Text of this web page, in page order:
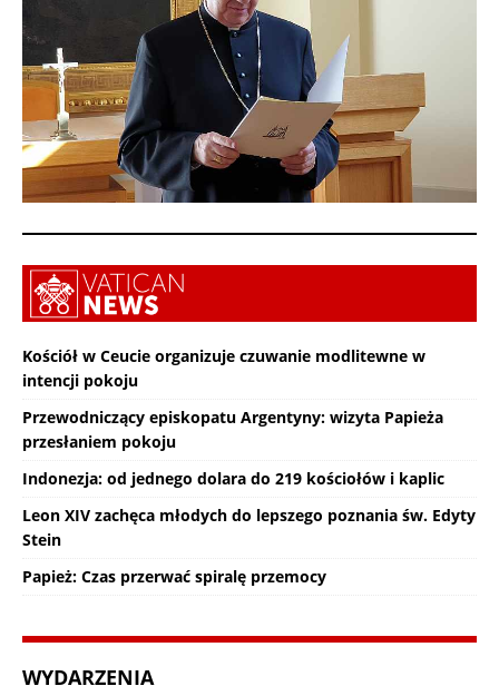
Kościół w Ceucie organizuje czuwanie modlitewne w
intencji pokoju
Przewodniczący episkopatu Argentyny: wizyta Papieża
przesłaniem pokoju
Indonezja: od jednego dolara do 219 kościołów i kaplic
Leon XIV zachęca młodych do lepszego poznania św. Edyty
Stein
Papież: Czas przerwać spiralę przemocy
WYDARZENIA